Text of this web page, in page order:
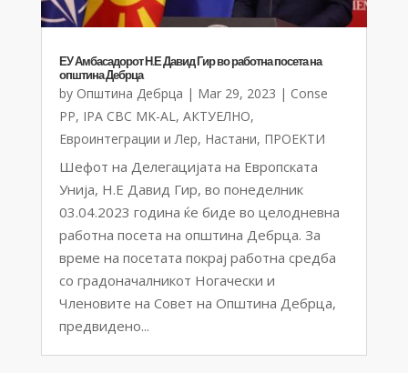
ЕУ Амбасадорот Н.Е Давид Гир во работна посета на
општина Дебрца
by Општина Дебрца | Mar 29, 2023 | Conse
PP, IPA CBC MK-AL, АКТУЕЛНО,
Евроинтеграции и Лер, Настани, ПРОЕКТИ
Шефот на Делегацијата на Европската
Унија, Н.Е Давид Гир, во понеделник
03.04.2023 година ќе биде во целодневна
работна посета на општина Дебрца. За
време на посетата покрај работна средба
со градоначалникот Ногачески и
Членовите на Совет на Општина Дебрца,
предвидено...